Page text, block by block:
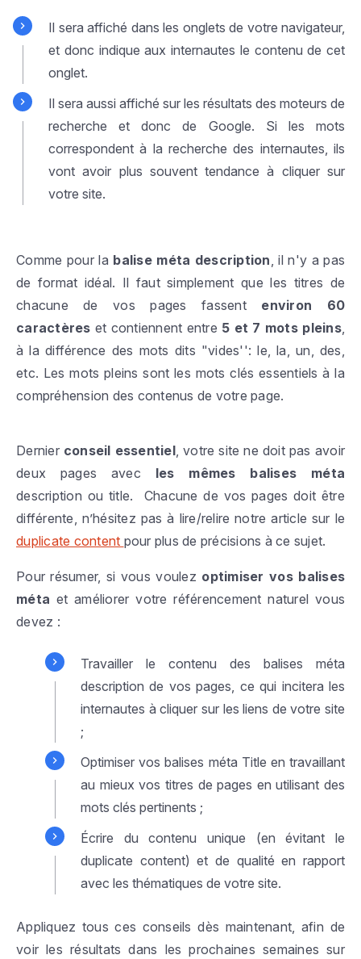
Il sera affiché dans les onglets de votre navigateur,
et donc indique aux internautes le contenu de cet
onglet.
Il sera aussi affiché sur les résultats des moteurs de
recherche et donc de Google. Si les mots
correspondent à la recherche des internautes, ils
vont avoir plus souvent tendance à cliquer sur
votre site.
Comme pour la balise méta description, il n'y a pas
de format idéal. Il faut simplement que les titres de
chacune de vos pages fassent environ 60
caractères et contiennent entre 5 et 7 mots pleins,
à la différence des mots dits "vides'': le, la, un, des,
etc. Les mots pleins sont les mots clés essentiels à la
compréhension des contenus de votre page.
Dernierconseil essentiel, votre site ne doit pas avoir
deux pages avec les mêmes balises méta
description ou title. Chacune de vos pages doit être
différente, n’hésitez pas à lire/relire notre article sur le
duplicate content pour plus de précisions à ce sujet.
Pour résumer, si vous voulez optimiser vos balises
méta et améliorer votre référencement naturel vous
devez :
Travailler le contenu des balises méta
description de vos pages, ce qui incitera les
internautes à cliquer sur les liens de votre site
;
Optimiser vos balises méta Title en travaillant
au mieux vos titres de pages en utilisant des
mots clés pertinents ;
Écrire du contenu unique (en évitant le
duplicate content) et de qualité en rapport
avec les thématiques de votre site.
Appliquez tous ces conseils dès maintenant, afin de
voir les résultats dans les prochaines semaines sur